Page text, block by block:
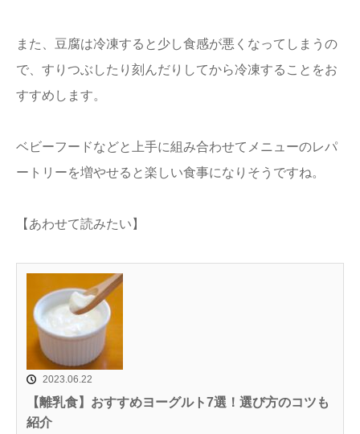
また、豆腐は冷凍すると少し食感が悪くなってしまうの
で、すりつぶしたり刻んだりしてから冷凍することをお
すすめします。
ベビーフードなどと上手に組み合わせてメニューのレパ
ートリーを増やせると楽しい食事になりそうですね。
【あわせて読みたい】
2023.06.22
【離乳食】おすすめヨーグルト7選！選び方のコツも
紹介